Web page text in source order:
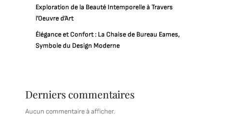
Exploration de la Beauté Intemporelle à Travers
l’Oeuvre d’Art
Élégance et Confort : La Chaise de Bureau Eames,
Symbole du Design Moderne
Derniers commentaires
Aucun commentaire à afficher.